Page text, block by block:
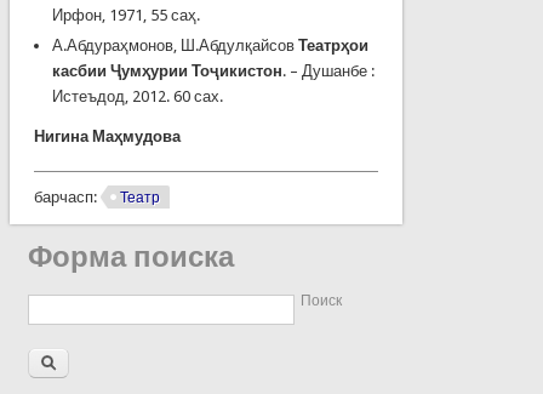
Ирфон, 1971, 55 саҳ.
А.Абдураҳмонов, Ш.Абдулқайсов Театрҳои
касбии Ҷумҳурии Тоҷикистон. – Душанбе :
Истеъдод, 2012. 60 сах.
Нигина Маҳмудова
барчасп: Театр
Форма поиска
Поиск